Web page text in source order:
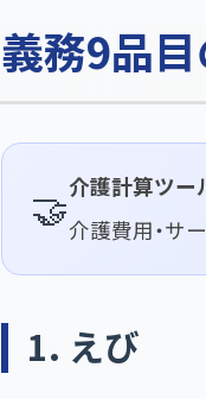
義務9品目
🤝
介護計算ツー
介護費用・サ
1. えび